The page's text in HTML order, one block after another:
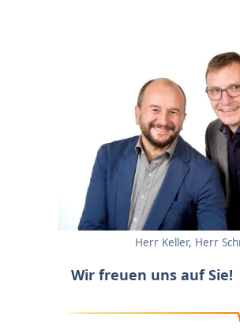
Herr Keller, Herr
Wir freuen uns auf Sie!